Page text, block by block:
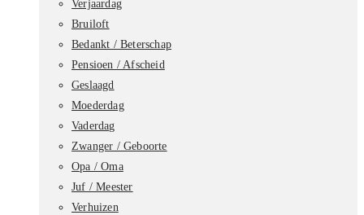
Verjaardag
Bruiloft
Bedankt / Beterschap
Pensioen / Afscheid
Geslaagd
Moederdag
Vaderdag
Zwanger / Geboorte
Opa / Oma
Juf / Meester
Verhuizen